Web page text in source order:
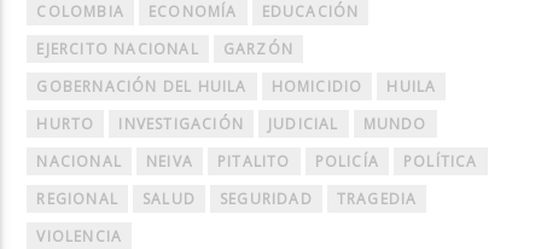
COLOMBIA
ECONOMÍA
EDUCACIÓN
EJERCITO NACIONAL
GARZÓN
GOBERNACIÓN DEL HUILA
HOMICIDIO
HUILA
HURTO
INVESTIGACIÓN JUDICIAL
MUNDO
NACIONAL
NEIVA PITALITO POLICÍA
POLÍTICA
REGIONAL
SALUD SEGURIDAD
TRAGEDIA
VIOLENCIA